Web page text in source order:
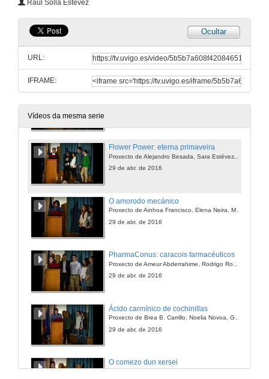
Raúl Solla Estévez
Ocultar
URL:
IFRAME:
Vídeos da mesma serie
Fast and Green: A toda Chlorella
Proxecto de Grabiel Monteagudo, Miriam González, Norma Vázquez, Iván García, Adrián Cerdeiro e Sara Davilla
29 de abr. de 2016
A maxia está na auga
Flower Power: eterna primaveira
29 de abr. de 2016
O amorodo mecánico
Proxecto de Ainhoa Francisco, Elena Neira, Maria Senn, Enrique Riveiro
29 de abr. de 2016
PharmaConus: caracois farmacéuticos
29 de abr. de 2016
Ácido carmínico de cochinillas
Proxecto de Brea B. Carrillo, Noelia Novoa, Gonzalo Ríos, Jesica Saco, Pablo Carpinteiro
29 de abr. de 2016
O comezo dun xersei
Proxecto de Ana Casal, Lorena González, Daniel Otero e Anxel Fragueiro